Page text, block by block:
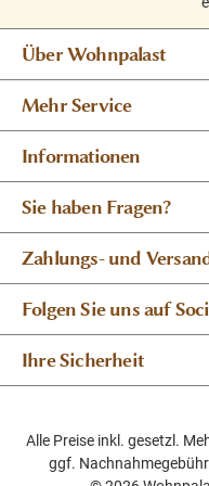
Über Wohnpalast
Mehr Service
Informationen
Sie haben Fragen?
Zahlungs- und
Folgen Sie uns auf
Ihre Sicherheit
Alle Preise inkl. gesetzl.
ggf.